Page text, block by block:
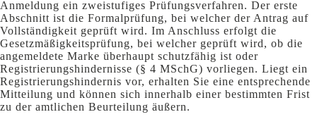
Anmeldung ein zweistufiges Prüfungsverfahren. Der erste
Abschnitt ist die Formalprüfung, bei welcher der Antrag auf
Vollständigkeit geprüft wird. Im Anschluss erfolgt die
Gesetzmäßigkeitsprüfung, bei welcher geprüft wird, ob die
angemeldete Marke überhaupt schutzfähig ist oder
Registrierungshindernisse (§ 4 MSchG) vorliegen. Liegt ein
Registrierungshindernis vor, erhalten Sie eine entsprechende
Mitteilung und können sich innerhalb einer bestimmten Frist
zu der amtlichen Beurteilung äußern.